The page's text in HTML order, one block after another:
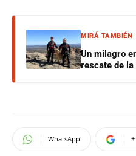
MIRÁ TAMBIÉN
Un milagro
rescate de la
WhatsApp